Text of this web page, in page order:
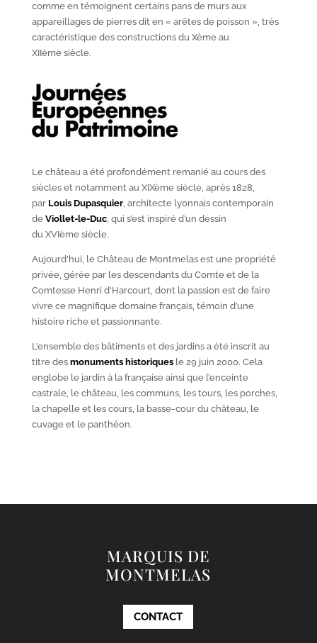
comme en témoignent certains pans de murs aux
appareillages de pierres dit en « arêtes de poisson », très
caractéristique des constructions du Xèmeau
XIIèmesiècle.
Le château a été profondément remanié au cours des
siècles et notamment au XIXèmesiècle, après 1828,
par Louis Dupasquier, architecte lyonnais contemporain
de Viollet-le-Duc, qui s’est inspiré d’un dessin
du XVIèmesiècle.
Aujourd’hui, le Château de Montmelas est une propriété
privée, gérée par les descendants du Comte et de la
Comtesse Henri d’Harcourt, dont la passion est de faire
vivre ce magnifique domaine français, témoin d’une
histoire riche et passionnante.
L’ensemble des bâtiments et des jardins a été inscrit au
titre des monuments historiquesle 29 juin 2000. Cela
englobe le jardin à la française ainsi que l’enceinte
castrale, le château, les communs, les tours, les porches,
la chapelle et les cours, la basse-cour du château, le
cuvage et le panthéon.
MARQUIS DE
MONTMELAS
CONTACT